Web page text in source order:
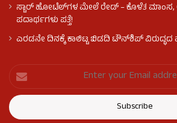
ಸ್ಟಾರ್ ಹೋಟೆಲ್​​​ಗಳ ಮೇಲೆ ರೇಡ್ – ಕೊಳೆತ
ಪದಾರ್ಥಗಳು ಪತ್ತೆ!
ಎರಡನೇ ದಿನಕ್ಕೆ ಕಾಲಿಟ್ಟ ಬಿಡದಿ ಟೌನ್​ಶಿಪ್ ವಿರುದ್ಧದ